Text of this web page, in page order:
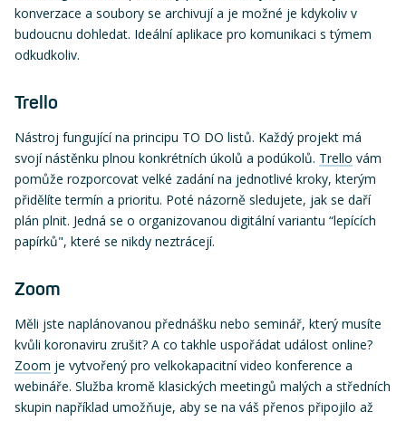
konverzace a soubory se archivují a je možné je kdykoliv v
budoucnu dohledat. Ideální aplikace pro komunikaci s týmem
odkudkoliv.
Trello
Nástroj fungující na principu TO DO listů. Každý projekt má
svojí nástěnku plnou konkrétních úkolů a podúkolů. Trello vám
pomůže rozporcovat velké zadání na jednotlivé kroky, kterým
přidělíte termín a prioritu. Poté názorně sledujete, jak se daří
plán plnit. Jedná se o organizovanou digitální variantu “lepících
papírků", které se nikdy neztrácejí.
Zoom
Měli jste naplánovanou přednášku nebo seminář, který musíte
kvůli koronaviru zrušit? A co takhle uspořádat událost online?
Zoom je vytvořený pro velkokapacitní video konference a
webináře. Služba kromě klasických meetingů malých a středních
skupin například umožňuje, aby se na váš přenos připojilo až